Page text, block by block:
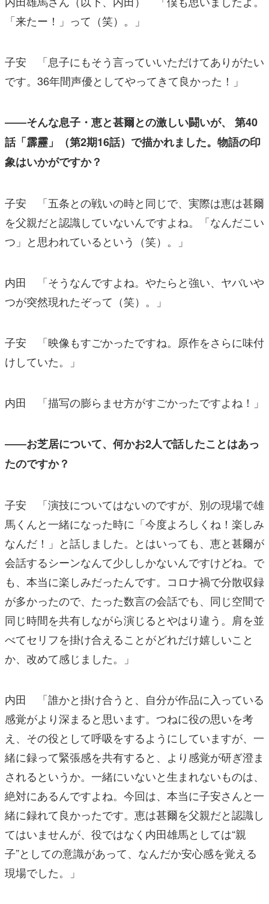
「来たー！」って（笑）。」
子安 「息子にもそう言っていいただけてありがたい
です。36年間声優としてやってきて良かった！」
――そんな息子・恵と甚爾との激しい闘いが、 第40
話「霹靂」（第2期16話）で描かれました。物語の印
象はいかがですか？
子安 「五条との戦いの時と同じで、実際は恵は甚爾
を父親だと認識していないんですよね。「なんだこい
つ」と思われているという（笑）。」
内田 「そうなんですよね。やたらと強い、ヤバいや
つが突然現れたぞって（笑）。」
子安 「映像もすごかったですね。原作をさらに味付
けしていた。」
内田 「描写の膨らませ方がすごかったですよね！」
――お芝居について、何かお2人で話したことはあっ
たのですか？
子安 「演技についてはないのですが、別の現場で雄
馬くんと一緒になった時に「今度よろしくね！楽しみ
なんだ！」と話しました。とはいっても、恵と甚爾が
会話するシーンなんて少ししかないんですけどね。で
も、本当に楽しみだったんです。コロナ禍で分散収録
が多かったので、たった数言の会話でも、同じ空間で
同じ時間を共有しながら演じるとやはり違う。肩を並
べてセリフを掛け合えることがどれだけ嬉しいこと
か、改めて感じました。」
内田 「誰かと掛け合うと、自分が作品に入っている
感覚がより深まると思います。つねに役の思いを考
え、その役として呼吸をするようにしていますが、一
緒に録って緊張感を共有すると、より感覚が研ぎ澄ま
されるというか。一緒にいないと生まれないものは、
絶対にあるんですよね。今回は、本当に子安さんと一
緒に録れて良かったです。恵は甚爾を父親だと認識し
てはいませんが、役ではなく内田雄馬としては“親
子”としての意識があって、なんだか安心感を覚える
現場でした。」